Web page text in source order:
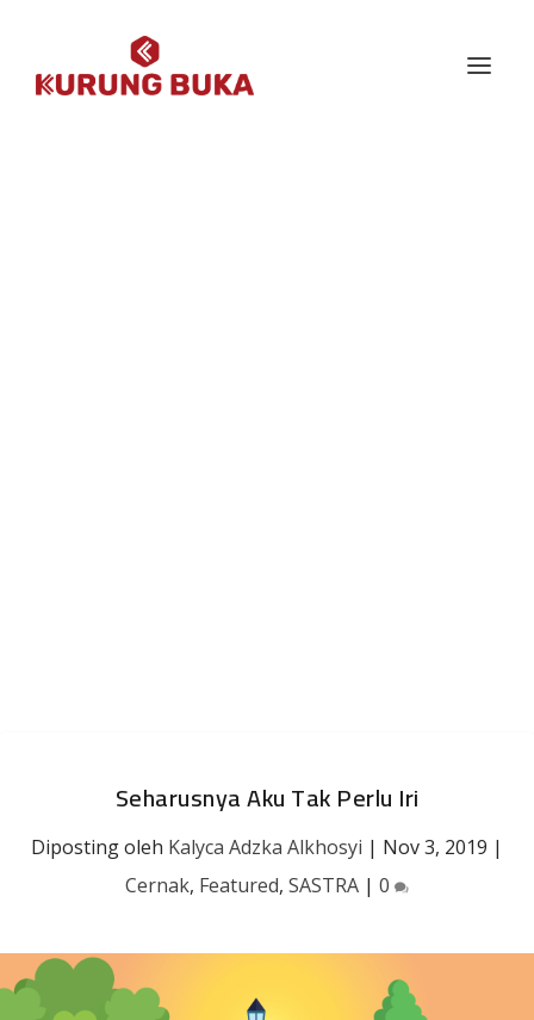
Seharusnya Aku Tak Perlu Iri
Diposting oleh Kalyca Adzka Alkhosyi | Nov 3, 2019 |
Cernak, Featured, SASTRA | 0